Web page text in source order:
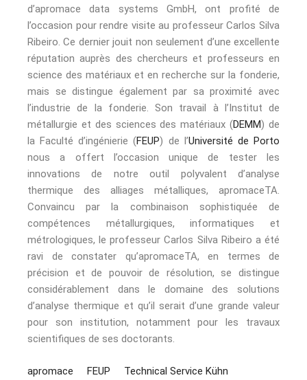
d’apromace data systems GmbH, ont profité de
l’occasion pour rendre visite au professeur Carlos Silva
Ribeiro. Ce dernier jouit non seulement d’une excellente
réputation auprès des chercheurs et professeurs en
science des matériaux et en recherche sur la fonderie,
mais se distingue également par sa proximité avec
l’industrie de la fonderie. Son travail à l’Institut de
métallurgie et des sciences des matériaux (DEMM) de
la Faculté d’ingénierie (FEUP) de l’Université de Porto
nous a offert l’occasion unique de tester les
innovations de notre outil polyvalent d’analyse
thermique des alliages métalliques, apromaceTA.
Convaincu par la combinaison sophistiquée de
compétences métallurgiques, informatiques et
métrologiques, le professeur Carlos Silva Ribeiro a été
ravi de constater qu’apromaceTA, en termes de
précision et de pouvoir de résolution, se distingue
considérablement dans le domaine des solutions
d’analyse thermique et qu’il serait d’une grande valeur
pour son institution, notamment pour les travaux
scientifiques de ses doctorants.
apromace FEUP Technical Service Kühn